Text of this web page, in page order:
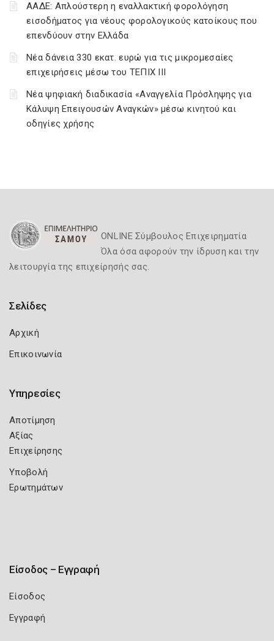
ΑΑΔΕ: Απλούστερη η εναλλακτική φορολόγηση
εισοδήματος για νέους φορολογικούς κατοίκους που
επενδύουν στην Ελλάδα
Νέα δάνεια 330 εκατ. ευρώ για τις μικρομεσαίες
επιχειρήσεις μέσω του ΤΕΠΙΧ ΙΙΙ
Νέα ψηφιακή διαδικασία «Αναγγελία Πρόσληψης για
Κάλυψη Επειγουσών Αναγκών» μέσω κινητού και
οδηγίες χρήσης
ONLINE Σύμβουλος Επιχειρηματία
Όλα όσα αφορούν την ίδρυση και την
λειτουργία της επιχείρησής σας.
Σελίδες
Αρχική
Επικοινωνία
Υπηρεσίες
Αποτίμηση
Αξίας
Επιχείρησης
Υποβολή
Ερωτημάτων
Είσοδος – Εγγραφή
Είσοδος
Εγγραφή